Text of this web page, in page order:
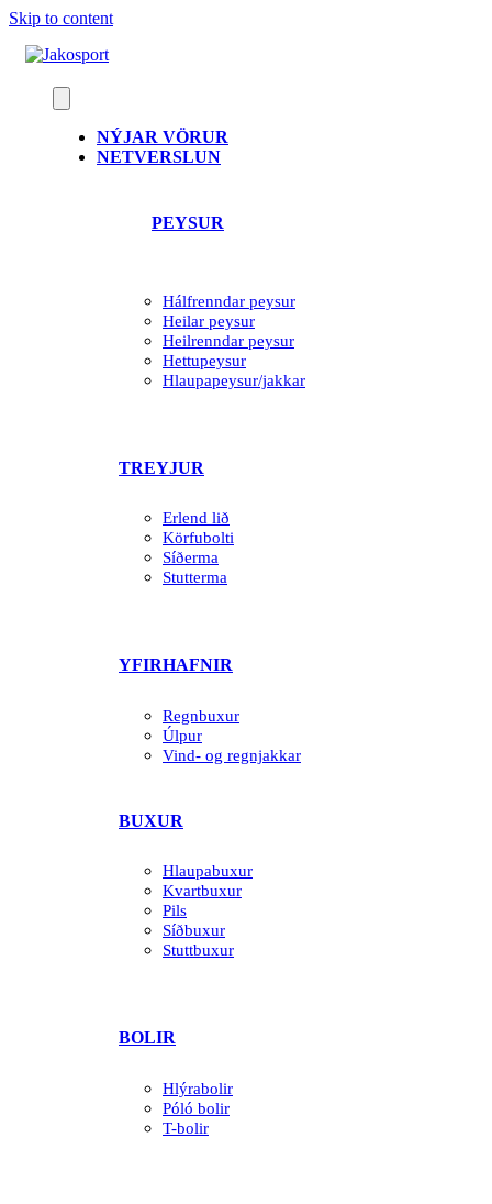
Skip to content
NÝJAR VÖRUR
NETVERSLUN
PEYSUR
Hálfrenndar peysur
Heilar peysur
Heilrenndar peysur
Hettupeysur
Hlaupapeysur/jakkar
TREYJUR
Erlend lið
Körfubolti
Síðerma
Stutterma
YFIRHAFNIR
Regnbuxur
Úlpur
Vind- og regnjakkar
BUXUR
Hlaupabuxur
Kvartbuxur
Pils
Síðbuxur
Stuttbuxur
BOLIR
Hlýrabolir
Póló bolir
T-bolir